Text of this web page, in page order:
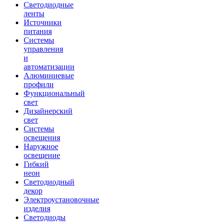
Светодиодные
ленты
Источники
питания
Системы
управления
и
автоматизации
Алюминиевые
профили
Функциональный
свет
Дизайнерский
свет
Системы
освещения
Наружное
освещение
Гибкий
неон
Светодиодный
декор
Электроустановочные
изделия
Светодиоды